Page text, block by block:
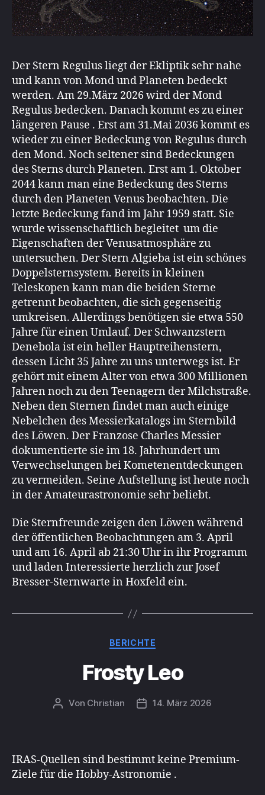
Der Stern Regulus liegt der Ekliptik sehr nahe
und kann von Mond und Planeten bedeckt
werden. Am 29.März 2026 wird der Mond
Regulus bedecken. Danach kommt es zu einer
längeren Pause . Erst am 31.Mai 2036 kommt es
wieder zu einer Bedeckung von Regulus durch
den Mond. Noch seltener sind Bedeckungen
des Sterns durch Planeten. Erst am 1. Oktober
2044 kann man eine Bedeckung des Sterns
durch den Planeten Venus beobachten. Die
letzte Bedeckung fand im Jahr 1959 statt. Sie
wurde wissenschaftlich begleitet um die
Eigenschaften der Venusatmosphäre zu
untersuchen. Der Stern Algieba ist ein schönes
Doppelsternsystem. Bereits in kleinen
Teleskopen kann man die beiden Sterne
getrennt beobachten, die sich gegenseitig
umkreisen. Allerdings benötigen sie etwa 550
Jahre für einen Umlauf. Der Schwanzstern
Denebola ist ein heller Hauptreihenstern,
dessen Licht 35 Jahre zu uns unterwegs ist. Er
gehört mit einem Alter von etwa 300 Millionen
Jahren noch zu den Teenagern der Milchstraße.
Neben den Sternen findet man auch einige
Nebelchen des Messierkatalogs im Sternbild
des Löwen. Der Franzose Charles Messier
dokumentierte sie im 18. Jahrhundert um
Verwechselungen bei Kometenentdeckungen
zu vermeiden. Seine Aufstellung ist heute noch
in der Amateurastronomie sehr beliebt.
Die Sternfreunde zeigen den Löwen während
der öffentlichen Beobachtungen am 3. April
und am 16. April ab 21:30 Uhr in ihr Programm
und laden Interessierte herzlich zur Josef
Bresser-Sternwarte in Hoxfeld ein.
Kategorien
BERICHTE
Frosty Leo
Beitragsautor
Von Christian Beitragsdatum
14. März 2026
IRAS-Quellen sind bestimmt keine Premium-
Ziele für die Hobby-Astronomie .